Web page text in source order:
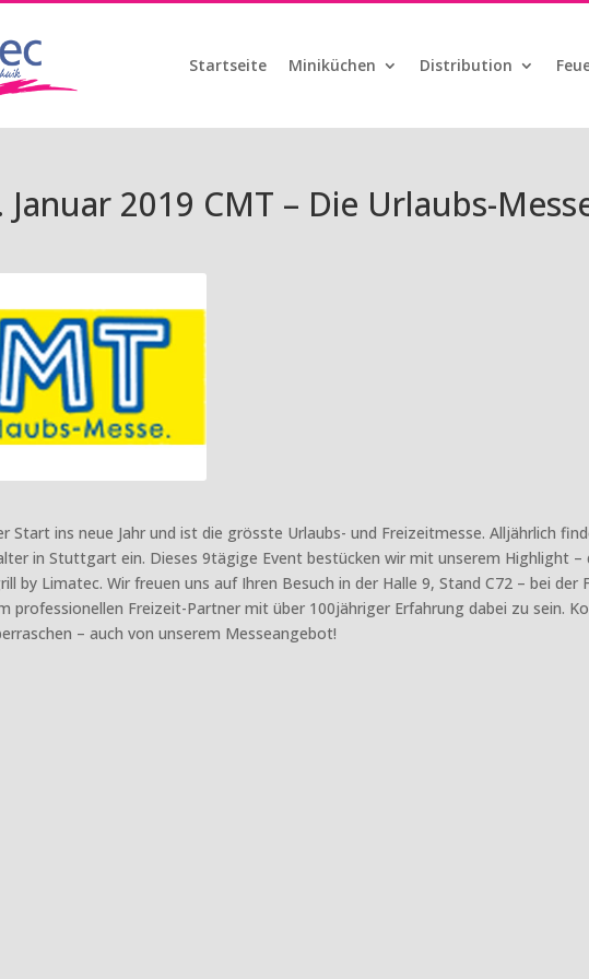
Startseite Miniküchen Distribution
Januar 2019 CMT – Die Urlaubs-
Start ins neue Jahr und ist die grösste Urlaubs- und Freizeitmesse. Alljährlich
in Stuttgart ein. Dieses 9tägige Event bestücken wir mit unserem Highlight –
by Limatec. Wir freuen uns auf Ihren Besuch in der Halle 9, Stand C72 – bei der
professionellen Freizeit-Partner mit über 100jähriger Erfahrung dabei zu sein.
– auch von unserem Messeangebot!